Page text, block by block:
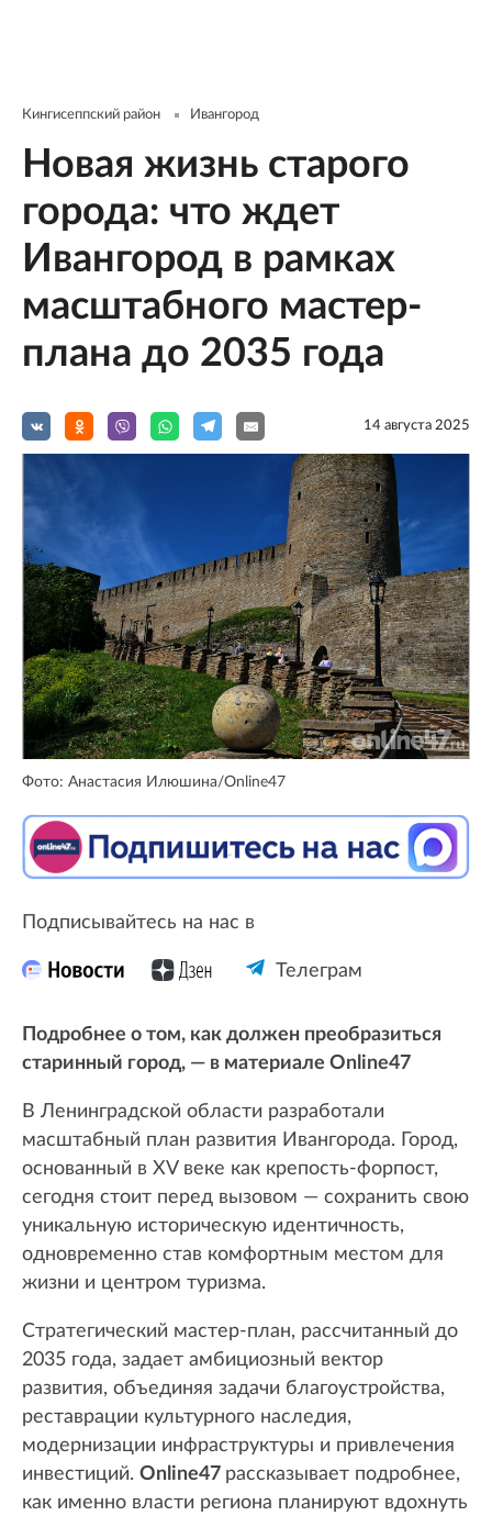
Кингисеппский район Ивангород
Новая жизнь старого
города: что ждет
Ивангород в рамках
масштабного мастер-
плана до 2035 года
14 августа 2025
Фото: Анастасия Илюшина/Online47
Подписывайтесь на нас в
Телеграм
Подробнее о том, как должен преобразиться
старинный город, — в материале Online47
В Ленинградской области разработали
масштабный план развития Ивангорода. Город,
основанный в XV веке как крепость-форпост,
сегодня стоит перед вызовом — сохранить свою
уникальную историческую идентичность,
одновременно став комфортным местом для
жизни и центром туризма.
Стратегический мастер-план, рассчитанный до
2035 года, задает амбициозный вектор
развития, объединяя задачи благоустройства,
реставрации культурного наследия,
модернизации инфраструктуры и привлечения
инвестиций. Online47 рассказывает подробнее,
как именно власти региона планируют вдохнуть